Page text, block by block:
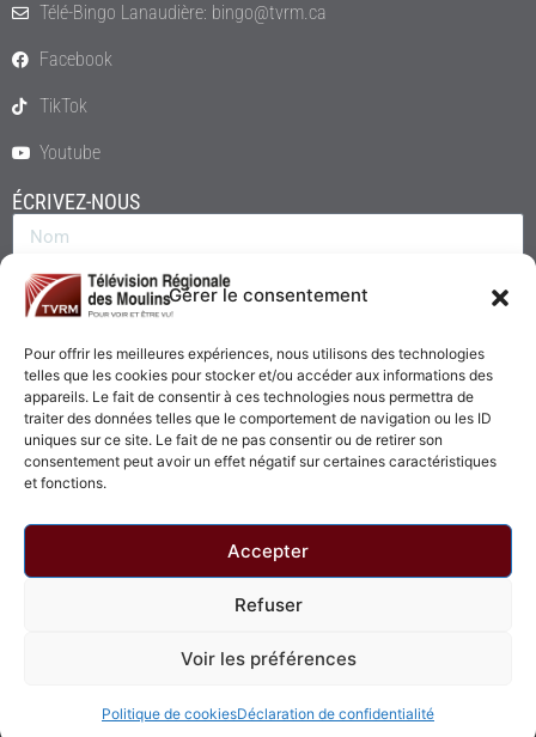
Gérer le consentement
Pour offrir les meilleures expériences, nous utilisons des technologies
telles que les cookies pour stocker et/ou accéder aux informations des
appareils. Le fait de consentir à ces technologies nous permettra de
traiter des données telles que le comportement de navigation ou les ID
uniques sur ce site. Le fait de ne pas consentir ou de retirer son
consentement peut avoir un effet négatif sur certaines caractéristiques
et fonctions.
Accepter
Refuser
Voir les préférences
Politique de cookiesDéclaration de confidentialité
Télé-Bingo Lanaudière: bingo@tvrm.ca
Facebook
TikTok
Youtube
ÉCRIVEZ-NOUS
© 2026 - Télévision Régionale des Moulins. Tous droits réservés.